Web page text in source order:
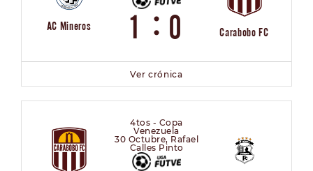
AC Mineros 1 : 0 Carabobo FC
Ver crónica
4tos - Copa
Venezuela
30 Octubre, Rafael
Calles Pinto